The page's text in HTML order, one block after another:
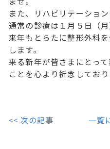
また、リハビリテーション
通常の診療は１月５日（月
来年もとらたに整形外科
します。
来る新年が皆さまにとっ
ことを心より祈念しており
<< 次の記事 一覧